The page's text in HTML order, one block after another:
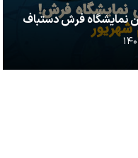
نمایشگاه فرش دستباف
۰۴